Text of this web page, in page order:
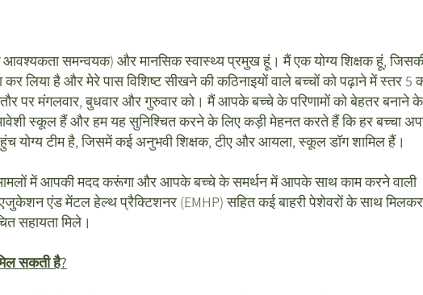
आवश्यकता समन्वयक) और मानसिक स्वास्थ्य प्रमुख हूं। मैं एक योग्य शिक्षक हूं,
लिया है और मेरे पास विशिष्ट सीखने की कठिनाइयों वाले बच्चों को पढ़ाने में स्तर 5
पर मंगलवार, बुधवार और गुरुवार को। मैं आपके बच्चे के परिणामों को बेहतर बनाने
स्कूल हैं और हम यह सुनिश्चित करने के लिए कड़ी मेहनत करते हैं कि हर बच्चा
योग्य टीम है, जिसमें कई अनुभवी शिक्षक, टीए और आयला, स्कूल डॉग शामिल हैं।
मामलों में आपकी मदद करूंगा और आपके बच्चे के समर्थन में आपके साथ काम करने वाली
एंड मेंटल हेल्थ प्रैक्टिशनर (EMHP) सहित कई बाहरी पेशेवरों के साथ
सहायता मिले।
सकती है?